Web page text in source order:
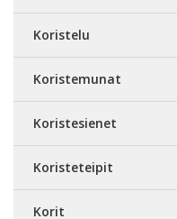
Koristelu
Koristemunat
Koristesienet
Koristeteipit
Korit